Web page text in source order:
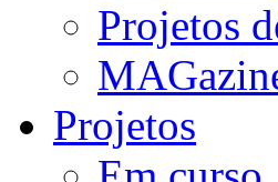
Projetos
Projetos